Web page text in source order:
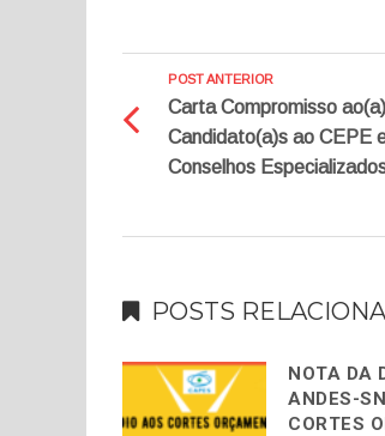
POST ANTERIOR
Carta Compromisso
Candidato(a)s ao CEPE
Conselhos
POSTS
NOTA DA
ANDES-
CORTES